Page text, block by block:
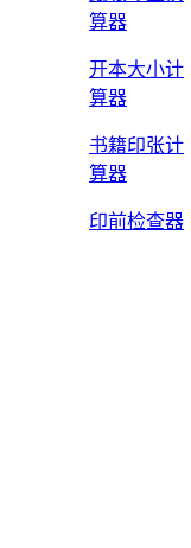
算器
开本大小计
算器
书籍印张计
算器
印前检查器